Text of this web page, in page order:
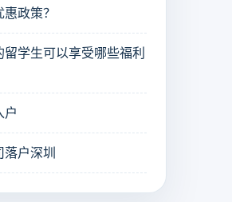
政策？
学生可以享受哪些福利
户
户深圳